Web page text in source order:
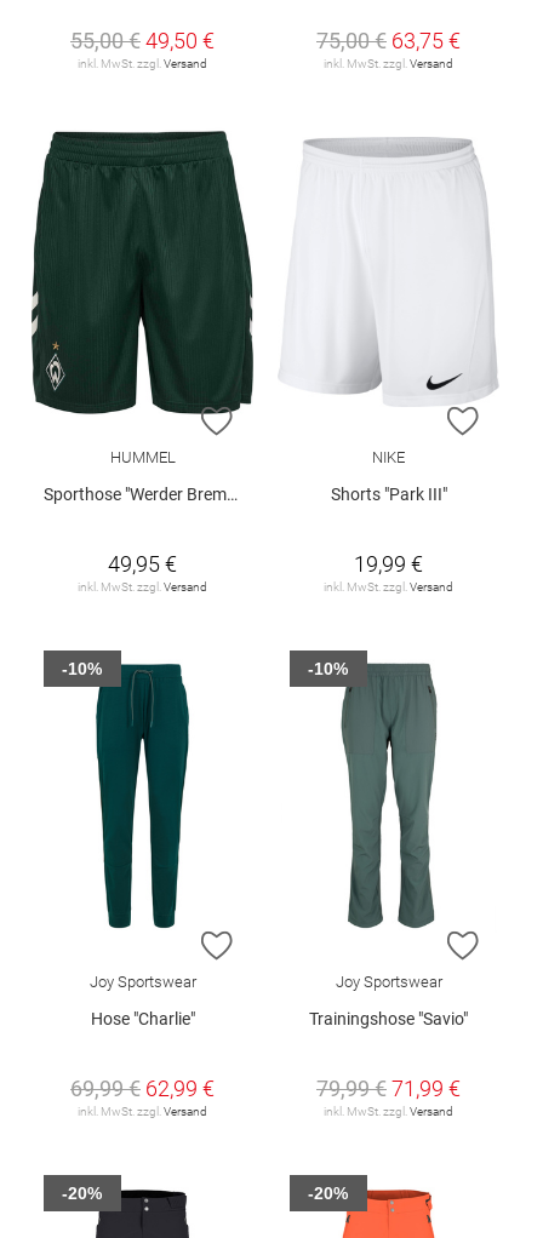
55,00 €49,50 €
inkl. MwSt. zzgl. Versand
75,00 € 63,75 €
inkl. MwSt. zzgl. Versand
ZUR WUNSCHLISTE HINZUFÜGEN
HUMMEL
Sporthose "Werder Bremen Away 26/27"
49,95 €
inkl. MwSt. zzgl.Versand
ZUR
NIKE
Shorts "Park III"
19,99 €
inkl. MwSt. zzgl.Versand
ZUR WUNSCHLISTE HINZUFÜGEN
Joy Sportswear
Hose "Charlie"
69,99 € 62,99 €
inkl. MwSt. zzgl.Versand
-10%
ZUR
Joy Sportswear
Trainingshose "Savio"
79,99 €71,99 €
inkl. MwSt. zzgl.Versand
-10%
-20% -20%